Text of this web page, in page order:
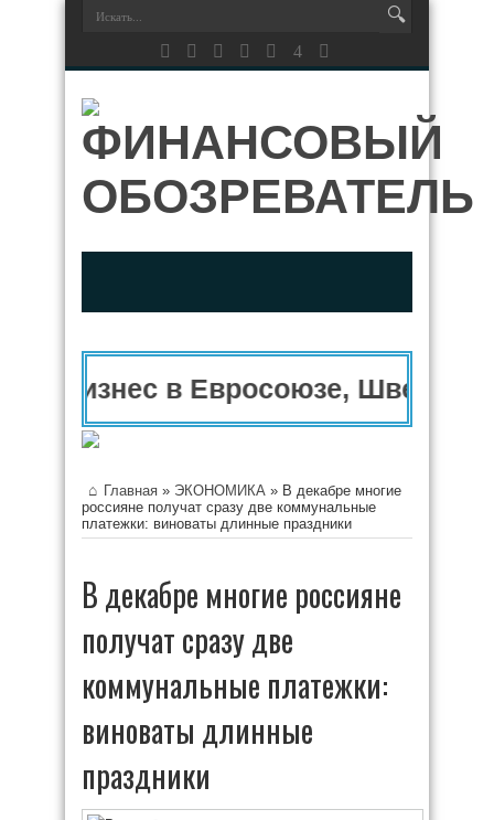
Бизнес в Евросоюзе,
Главная » ЭКОНОМИКА » В декабре многие
россияне получат сразу две коммунальные
платежки: виноваты длинные праздники
В декабре многие россияне
получат сразу две
коммунальные платежки:
виноваты длинные
праздники